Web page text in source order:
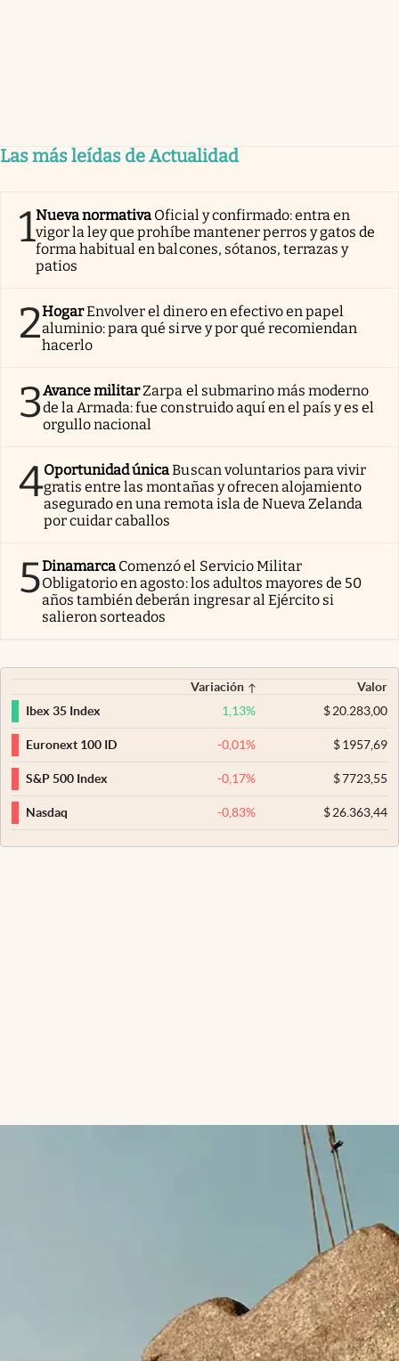
Las más leídas de Actualidad
1Nueva normativa Oficial y confirmado: entra en
vigor la ley que prohíbe mantener perros y gatos de
forma habitual en balcones, sótanos, terrazas y
patios
2HogarEnvolver el dinero en efectivo en papel
aluminio: para qué sirve y por qué recomiendan
hacerlo
3Avance militarZarpa el submarino más moderno
de la Armada: fue construido aquí en el país y es el
orgullo nacional
4Oportunidad únicaBuscan voluntarios para vivir
gratis entre las montañas y ofrecen alojamiento
asegurado en una remota isla de Nueva Zelanda
por cuidar caballos
5Dinamarca Comenzó el Servicio Militar
Obligatorio en agosto: los adultos mayores de 50
años también deberán ingresar al Ejército si
salieron sorteados
Variación
Valor
Ibex 35 Index
1,13% $20.283,00
Euronext 100 ID -0,01% $1957,69
S&P 500 Index -0,17% $7723,55
Nasdaq -0,83% $26.363,44